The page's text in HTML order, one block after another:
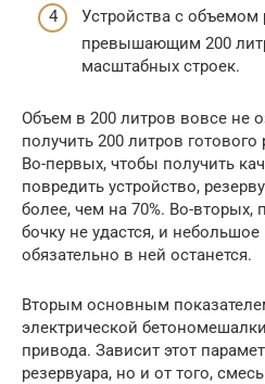
Устройства с объемом
превышающим 200
масштабных строек.
Объем в 200 литров вовсе не
получить 200 литров
Во-первых, чтобы получить
повредить устройство,
более, чем на 70%. Во-
бочку не удастся, и
обязательно в ней останется.
Вторым основным
электрической
привода. Зависит этот
резервуара, но и от того,